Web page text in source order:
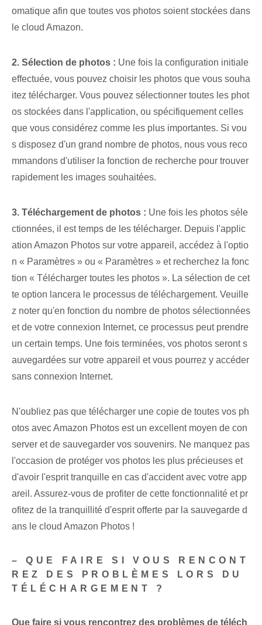
omatique afin que toutes vos photos soient stockées dans
le cloud Amazon.
2. Sélection de photos : Une fois la configuration initiale
effectuée, vous pouvez choisir les photos que vous souha
itez télécharger. Vous pouvez sélectionner toutes les phot
os stockées dans l'application, ou spécifiquement celles
que vous considérez comme les plus importantes. Si vou
s disposez d'un grand nombre de photos, nous vous reco
mmandons d'utiliser la fonction de recherche pour trouver
rapidement les images souhaitées.
3. Téléchargement de photos : Une fois les photos séle
ctionnées, il est temps de les télécharger. Depuis l'applic
ation Amazon Photos sur votre appareil, accédez à l'optio
n « Paramètres » ou « Paramètres » et recherchez la fonc
tion « Télécharger toutes les photos ». La sélection de cet
te option lancera le processus de téléchargement. Veuille
z noter qu'en fonction du nombre de photos sélectionnées
et de votre connexion Internet, ce processus peut prendre
un certain temps. Une fois terminées, vos photos seront s
auvegardées sur votre appareil et vous pourrez y accéder
sans connexion Internet.
N'oubliez pas que télécharger une copie de toutes vos ph
otos avec Amazon Photos est un excellent moyen de con
server et de sauvegarder vos souvenirs. Ne manquez pas
l'occasion de protéger vos photos les plus précieuses et
d'avoir l'esprit tranquille en cas d'accident avec votre app
areil. Assurez-vous de profiter de cette fonctionnalité et pr
ofitez de la tranquillité d'esprit offerte par la sauvegarde d
ans le cloud Amazon Photos !
– QUE FAIRE SI VOUS RENCONT
REZ DES PROBLÈMES LORS DU
TÉLÉCHARGEMENT ?
Que faire si vous rencontrez des problèmes de téléch